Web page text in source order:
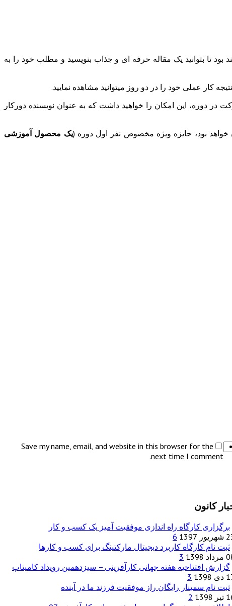
نکات حرفه ­ای سئو را به شما آموزش می­دهد، مربیان وب24 در کنار شما خواهند بود تا بتوانید یک مقاله حرفه­ ای و جذاب بنویسید و مطلب خود را به
عملی خود را در دو روز می­توانید مشاهده نمایید.
دوره، این امکان را خواهید داشت که به عنوان نویسنده دورکار
بود، جایزه ویژه مخصوص نفر اول دوره (یک محصول آموزشی
Save my name, email, and website in this browser for the
next time I comment.
کانون
برگزاری کارگاه راه اندازی موفقیت آمیز یک کسب و کار
1397
6
ثبت نام کارگاه کاربرد دیجیتال مارکتینگ برای کسب و کارها
1398
3
گزارش افتتاحیه هفته جهانی کارآفرینی – سیزدهمین رویداد کامیتاپ
1398
3
ثبت نام سمینار رایگان راز موفقیت فرزند ما در آینده
1398
2